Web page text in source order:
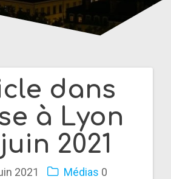
dans
à Lyon
2021
2021 Médias 0